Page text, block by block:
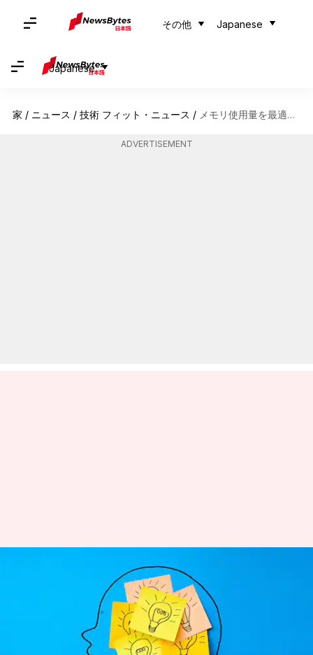
その他 Japanese
Japanese
家 / ニュース / 技術 フィット・ニュース / メモリ使用量を最適化する日常テクニック
ADVERTISEMENT
メモリ使用量を最適化する日常
テクニック
Jun 18, 2026 10:57 am